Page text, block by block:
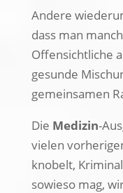
Andere
dass man
Offensichtliche
gesunde
gemeinsamen
Die Medizin-
vielen
knobelt,
sowieso mag,